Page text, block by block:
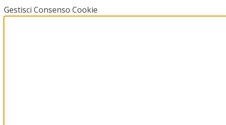
Gestisci Consenso Cookie